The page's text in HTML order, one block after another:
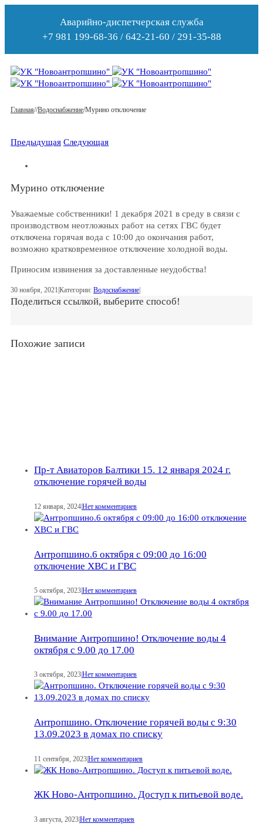
Аварийно-диспетчерская служба
+7 981 199-68-36 / 642-21-60 / 291-35-88
Главная//Водоснабжение/Мурино отключение
Предыдущая Следующая
Мурино отключение
Уважаемые собственники! 1 декабря 2021 в среду в связи с
производством неотложных работ на сетях ГВС будет
отключена горячая вода с 10:00 до окончания работ,
возможно кратковременное отключение холодной воды.
Приносим извинения за доставленные неудобства!
30 ноября, 2021 |Категории: Водоснабжение|
Поделиться ссылкой, выберите способ!
Похожие записи
Пр-т Авиаторов Балтики 15. 12 января 2024 г.
отключение горячей воды
12 января, 2024Нет комментариев
Антропшино.6 октября с 09:00 до 16:00
отключение ХВС и ГВС
5 октября, 2023Нет комментариев
Внимание Антропшино! Отключение воды 4
октября с 9.00 до 17.00
3 октября, 2023Нет комментариев
Антропшино. Отключение горячей воды с 9:30
13.09.2023 в домах по списку
11 сентября, 2023|Нет комментариев
ЖК Ново-Антропшино. Доступ к питьевой воде.
3 августа, 2023|Нет комментариев